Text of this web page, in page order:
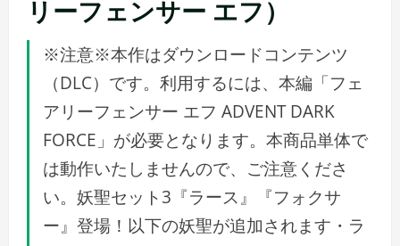
リーフェンサー エフ）
※注意※本作はダウンロードコンテンツ
（DLC）です。利用するには、本編「フェ
アリーフェンサー エフ ADVENT DARK
FORCE」が必要となります。本商品単体で
は動作いたしませんので、ご注意くださ
い。妖聖セット3『ラース』『フォクサ
ー』登場！以下の妖聖が追加されます・ラ